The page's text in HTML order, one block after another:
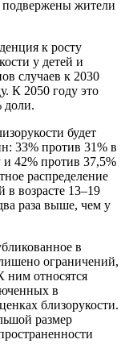
подвержены жители
к росту
у детей и
случаев к 2030
К 2050 году это
доли.
будет
33% против 31% в
и 42% против 37,5%
распределение
в возрасте 13–19
раза выше, чем у
в
ограничений,
ним относятся
в
близорукости.
размер